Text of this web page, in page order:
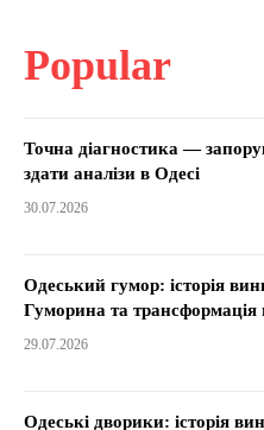
Popular
Точна діагностика —
здати аналізи в Одесі
30.07.2026
Одеський гумор: історія
Гуморина та трансформація
29.07.2026
Одеські дворики: історія